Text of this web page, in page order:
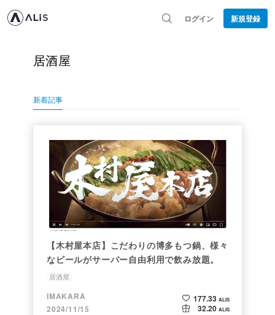
ログイン 新規登録
居酒屋
新着記事
【木村屋本店】こだわりの博多もつ鍋、様々
なビールがサーバー自由利用で飲み放題。
居酒屋
IMAKARA
2024/11/15
177.33 ALIS
32.20 ALIS